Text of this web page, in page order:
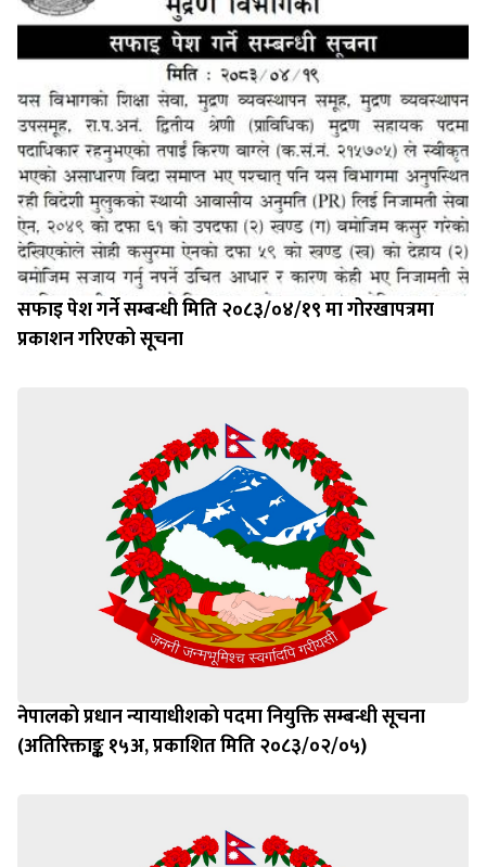
सफाइ पेश गर्ने सम्बन्धी मिति २०८३/०४/१९ मा गोरखापत्रमा
प्रकाशन गरिएको सूचना
नेपालको प्रधान न्यायाधीशको पदमा नियुक्ति सम्बन्धी सूचना
(अतिरिक्ताङ्क १५अ, प्रकाशित मिति २०८३/०२/०५)